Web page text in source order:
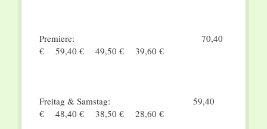
Premiere:
70,40
€ 59,40 € 49,50 € 39,60 €
Freitag & Samstag:
59,40
€ 48,40 € 38,50 € 28,60 €